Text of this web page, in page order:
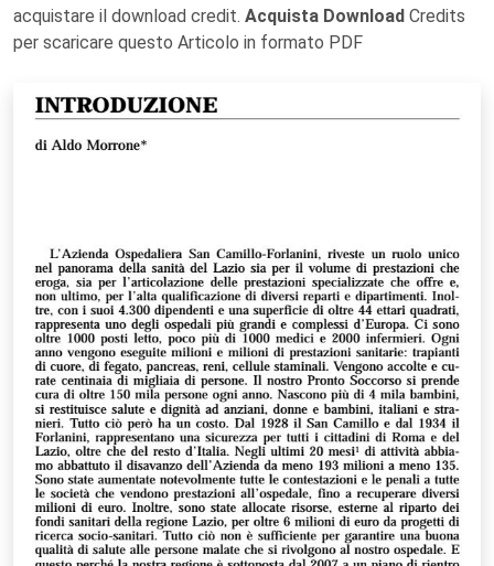
acquistare il download credit. Acquista Download Credits
per scaricare questo Articolo in formato PDF